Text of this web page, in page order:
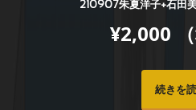
210907朱夏洋子+石田
¥2,000
続きを